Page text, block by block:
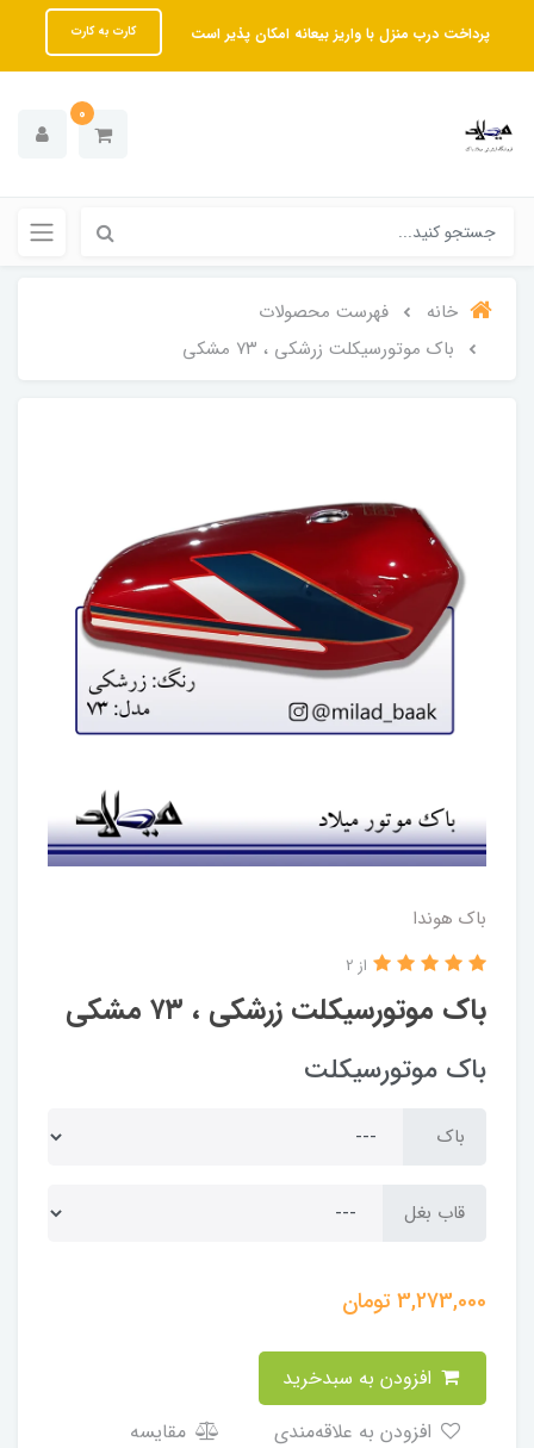
پرداخت درب منزل با واریز بیعانه امکان پذیر است کارت به کارت
0
خانه
فهرست محصولات
باک موتورسیکلت زرشکی ، ۷۳ مشکی
باک هوندا
باک موتورسیکلت زرشکی ، ۷۳ مشکی
از 2
باک موتورسیکلت
باک
قاب بغل
3,273,000تومان
مقایسه